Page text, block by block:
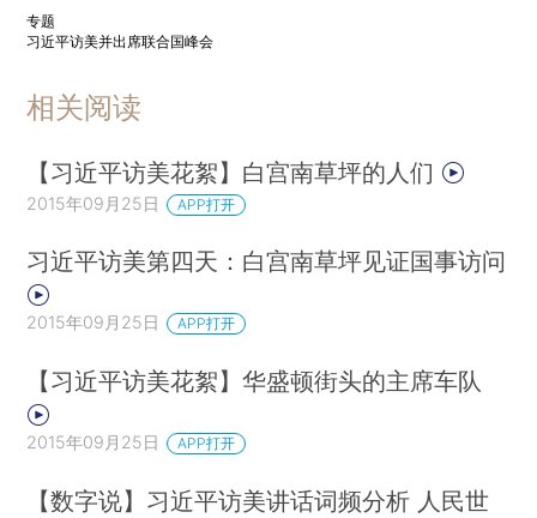
专题
习近平访美并出席联合国峰会
相关阅读
【习近平访美花絮】白宫南草坪的人们
2015年09月25日 APP打开
习近平访美第四天：白宫南草坪见证国事访问
2015年09月25日 APP打开
【习近平访美花絮】华盛顿街头的主席车队
2015年09月25日 APP打开
【数字说】习近平访美讲话词频分析 人民世